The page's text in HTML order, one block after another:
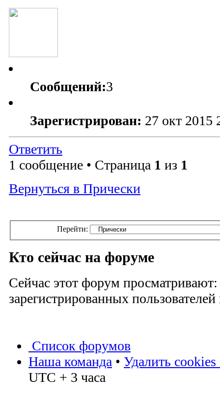
Сообщений:3
Зарегистрирован: 27 окт 2015
Ответить
1 сообщение • Страница 1 из 1
Вернуться в Прически
Перейти:
Кто сейчас на форуме
Сейчас этот форум просматривают:
зарегистрированных
Список форумов
Наша команда • Удалить
UTC + 3 часа